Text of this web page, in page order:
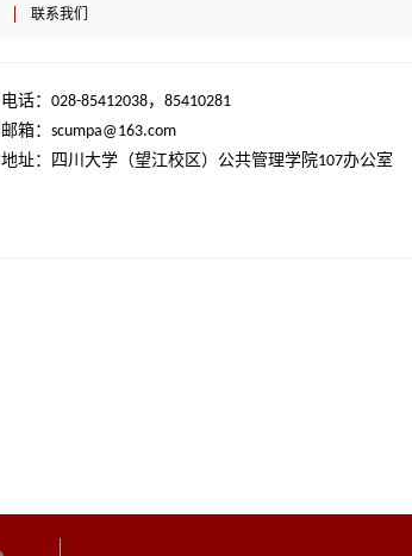
联系我们
电话： 028-85412038， 85410281
邮箱： scumpa@163.com
地址：四川大学（望江校区）公共管理学院107办公室